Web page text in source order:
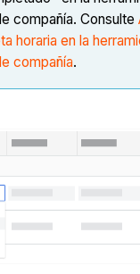
compañía. Consulte
horaria en la
compañía.